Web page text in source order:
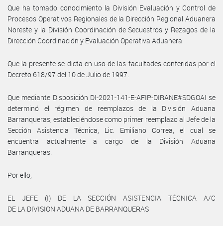
Que ha tomado conocimiento la División Evaluación y Control de
Procesos Operativos Regionales de la Dirección Regional Aduanera
Noreste y la División Coordinación de Secuestros y Rezagos de la
Dirección Coordinación y Evaluación Operativa Aduanera.
Que la presente se dicta en uso de las facultades conferidas por el
Decreto 618/97 del 10 de Julio de 1997.
Que mediante Disposición DI-2021-141-E-AFIP-DIRANE#SDGOAI se
determinó el régimen de reemplazos de la División Aduana
Barranqueras, estableciéndose como primer reemplazo al Jefe de la
Sección Asistencia Técnica, Lic. Emiliano Correa, el cual se
encuentra actualmente a cargo de la División Aduana
Barranqueras.
Por ello,
EL JEFE (I) DE LA SECCIÓN ASISTENCIA TÉCNICA A/C
DE LA DIVISION ADUANA DE BARRANQUERAS